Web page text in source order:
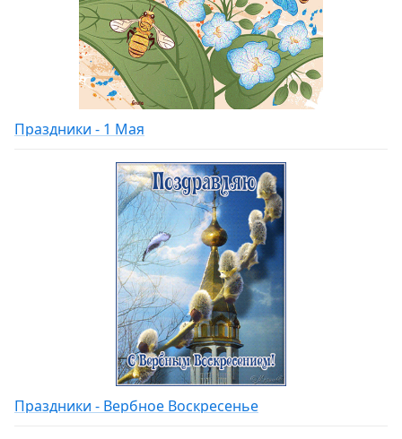
Праздники - 1 Мая
Праздники - Вербное Воскресенье